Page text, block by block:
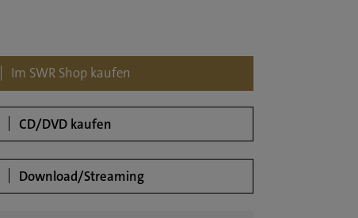
Im SWR Shop kaufen
CD/DVD kaufen
Download/Streaming